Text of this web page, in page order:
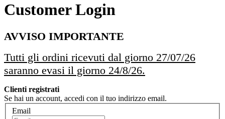
Customer Login
AVVISO IMPORTANTE
Tutti gli ordini ricevuti dal giorno 27/07/26
saranno evasi il giorno 24/8/26.
Clienti registrati
Se hai un account, accedi con il tuo indirizzo email.
Email